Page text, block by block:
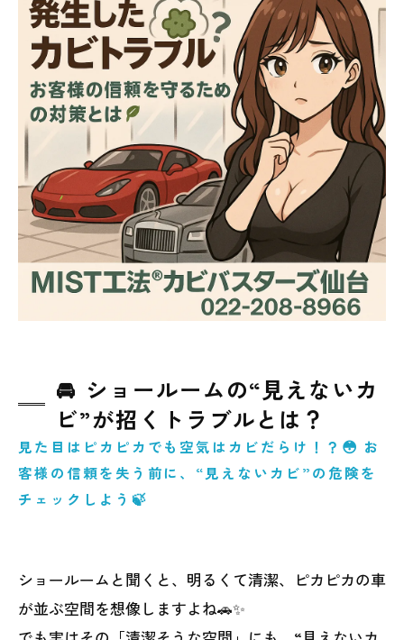
ク
🔬 専門家による真菌（カビ菌）検査の必要性
とは？
🌿 環境にやさしいＭＩＳＴ工法®で清潔空間
🏡 東北全域に対応！地域密着のカビトラブル
サポート
📞 手に負えないカビはプロにおまかせくださ
い！
🚘 ショールームの“見えないカ
ビ”が招くトラブルとは？
見た目はピカピカでも空気はカビだらけ！？😳 お
客様の信頼を失う前に、“見えないカビ”の危険を
チェックしよう🍃
ショールームと聞くと、明るくて清潔、ピカピカの車
が並ぶ空間を想像しますよね🚗✨